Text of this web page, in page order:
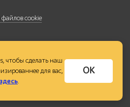
cookie
чтобы сделать наш
для вас,
здесь.
ОК